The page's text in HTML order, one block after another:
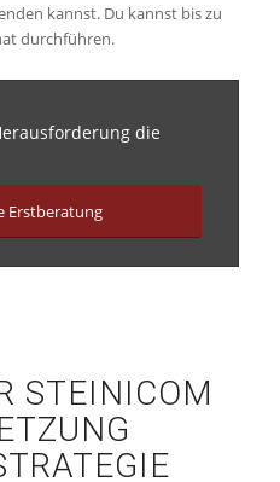
kannst. Du kannst bis zu
durchführen.
die
Erstberatung
STEINICOM